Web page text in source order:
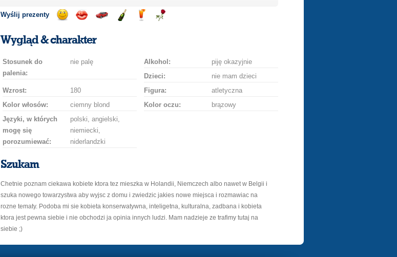
Wyślij prezenty
uśmiechbuziaka
Wygląd & charakter
Stosunek do
palenia:
nie palę Alkohol:
piję okazyjnie
Dzieci:
nie mam dzieci
Wzrost:
180 Figura:
atletyczna
Kolor włosów:
ciemny blond Kolor oczu:
brązowy
Języki, w których
mogę się
porozumiewać:
polski, angielski,
niemiecki,
niderlandzki
Szukam
Chetnie poznam ciekawa kobiete ktora tez mieszka w Holandii, Niemczech albo nawet w Belgii i
szuka nowego towarzystwa aby wyjsc z domu i zwiedzic jakies nowe miejsca i rozmawiac na
rozne tematy. Podoba mi sie kobieta konserwatywna, inteligetna, kulturalna, zadbana i kobieta
ktora jest pewna siebie i nie obchodzi ja opinia innych ludzi. Mam nadzieje ze trafimy tutaj na
siebie ;)